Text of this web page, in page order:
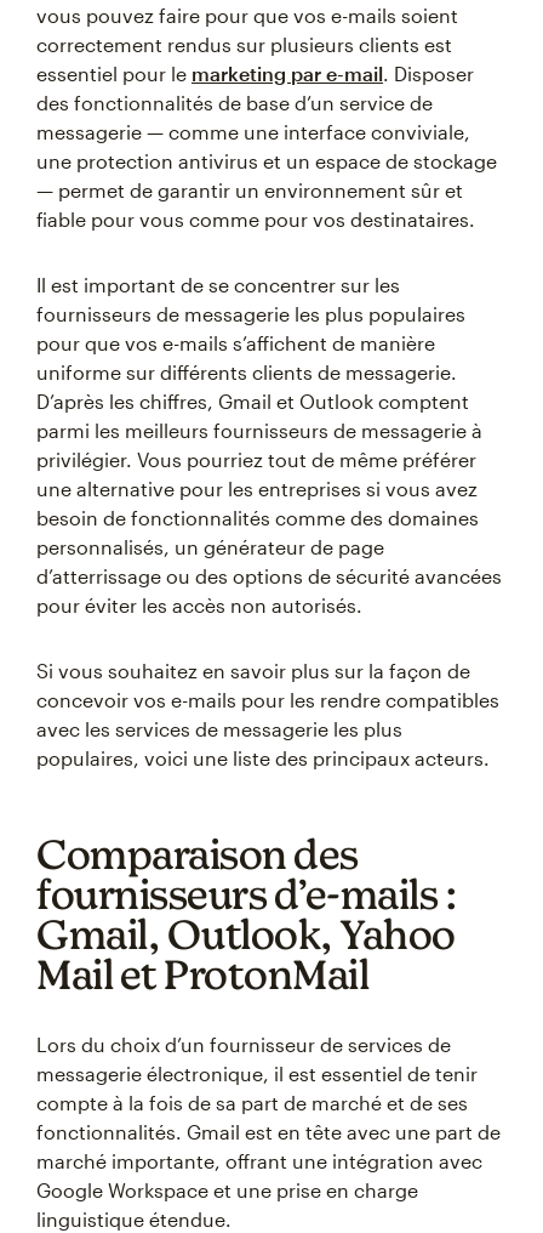
vous pouvez faire pour que vos e-mails soient
correctement rendus sur plusieurs clients est
essentiel pour le marketing par e-mail. Disposer
des fonctionnalités de base d’un service de
messagerie — comme une interface conviviale,
une protection antivirus et un espace de stockage
— permet de garantir un environnement sûr et
fiable pour vous comme pour vos destinataires.
Il est important de se concentrer sur les
fournisseurs de messagerie les plus populaires
pour que vos e-mails s’affichent de manière
uniforme sur différents clients de messagerie.
D’après les chiffres, Gmail et Outlook comptent
parmi les meilleurs fournisseurs de messagerie à
privilégier. Vous pourriez tout de même préférer
une alternative pour les entreprises si vous avez
besoin de fonctionnalités comme des domaines
personnalisés, un générateur de page
d’atterrissage ou des options de sécurité avancées
pour éviter les accès non autorisés.
Si vous souhaitez en savoir plus sur la façon de
concevoir vos e-mails pour les rendre compatibles
avec les services de messagerie les plus
populaires, voici une liste des principaux acteurs.
Comparaison des
fournisseurs d’e-mails :
Gmail, Outlook, Yahoo
Mail et ProtonMail
Lors du choix d’un fournisseur de services de
messagerie électronique, il est essentiel de tenir
compte à la fois de sa part de marché et de ses
fonctionnalités. Gmail est en tête avec une part de
marché importante, offrant une intégration avec
Google Workspace et une prise en charge
linguistique étendue.